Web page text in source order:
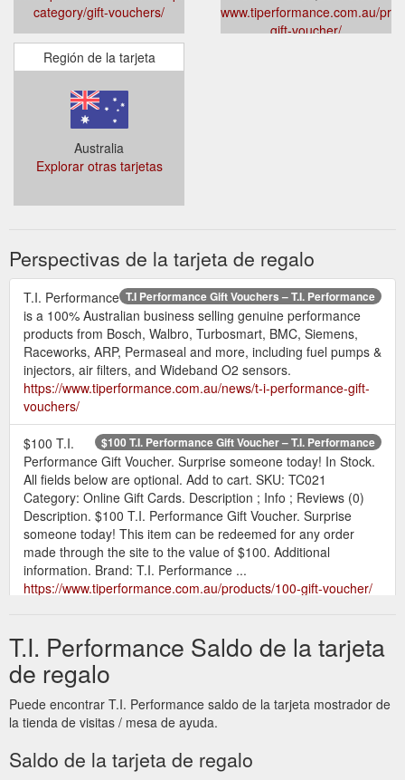
category/gift-vouchers/
www.tiperformance.com.au/
gift-voucher/
Región de la tarjeta
Australia
Explorar otras tarjetas
Perspectivas de la tarjeta de regalo
T.I Performance Gift Vouchers – T.I. Performance
T.I. Performance
is a 100% Australian business selling genuine performance
products from Bosch, Walbro, Turbosmart, BMC, Siemens,
Raceworks, ARP, Permaseal and more, including fuel pumps &
injectors, air filters, and Wideband O2 sensors.
https://www.tiperformance.com.au/news/t-i-performance-gift-
vouchers/
$100 T.I. Performance Gift Voucher – T.I. Performance
$100 T.I.
Performance Gift Voucher. Surprise someone today! In Stock.
All fields below are optional. Add to cart. SKU: TC021
Category: Online Gift Cards. Description ; Info ; Reviews (0)
Description. $100 T.I. Performance Gift Voucher. Surprise
someone today! This item can be redeemed for any order
made through the site to the value of $100. Additional
information. Brand: T.I. Performance ...
https://www.tiperformance.com.au/products/100-gift-voucher/
Performance Gift Voucher. Surprise someone today! In Stock.
All fields below are optional. Add to cart. SKU: TC020
Category: Online Gift Cards. Description ; Info ; Reviews (0)
Description. $50 T.I. Performance Gift Voucher. Surprise
someone today! This item can be redeemed for any order
made through the site to the value of $50. Additional
information. Brand: T.I. Performance ...
https://www.tiperformance.com.au/products/50-gift-voucher/
T.I. Performance Saldo de la tarjeta
de regalo
Puede encontrar T.I. Performance saldo de la tarjeta mostrador de
la tienda de visitas / mesa de ayuda.
Saldo de la tarjeta de regalo